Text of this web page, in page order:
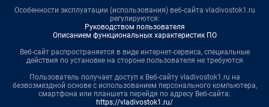
Особенности эксплуатации (использования) веб-сайта vladivostok1.ru
регулируются:
Руководством пользователя
Описанием функциональных характеристик ПО
Веб-сайт распространяется в виде интернет-сервиса, специальные
действия по установке на стороне пользователя не требуются
Пользователь получает доступ к Веб-сайту vladivostok1.ru на
безвозмездной основе с использованием персонального компьютера,
смартфона или планшета перейдя по адресу Веб-сайта:
https://vladivostok1.ru/